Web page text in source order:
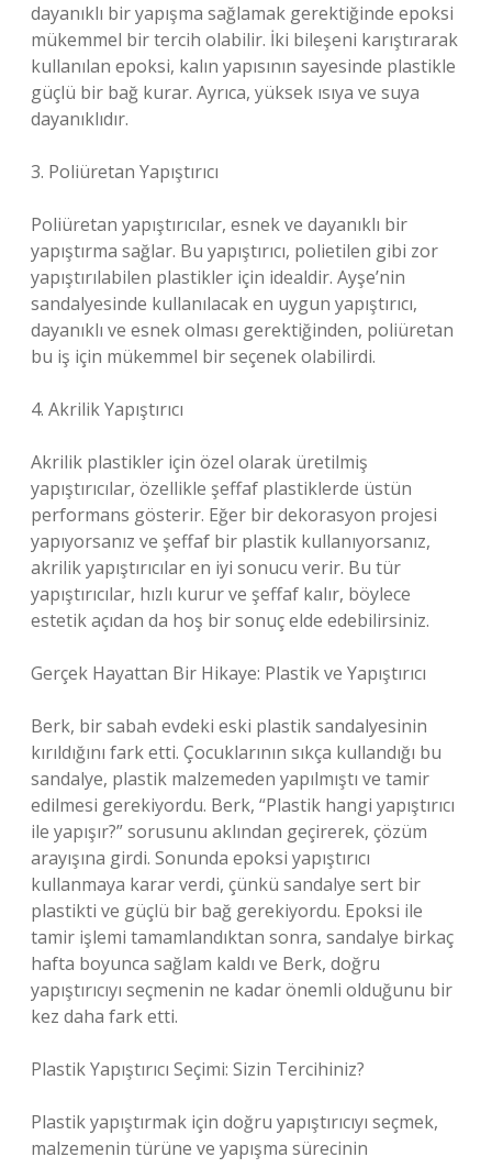
dayanıklı bir yapışma sağlamak gerektiğinde epoksi
mükemmel bir tercih olabilir. İki bileşeni karıştırarak
kullanılan epoksi, kalın yapısının sayesinde plastikle
güçlü bir bağ kurar. Ayrıca, yüksek ısıya ve suya
dayanıklıdır.
3. Poliüretan Yapıştırıcı
Poliüretan yapıştırıcılar, esnek ve dayanıklı bir
yapıştırma sağlar. Bu yapıştırıcı, polietilen gibi zor
yapıştırılabilen plastikler için idealdir. Ayşe’nin
sandalyesinde kullanılacak en uygun yapıştırıcı,
dayanıklı ve esnek olması gerektiğinden, poliüretan
bu iş için mükemmel bir seçenek olabilirdi.
4. Akrilik Yapıştırıcı
Akrilik plastikler için özel olarak üretilmiş
yapıştırıcılar, özellikle şeffaf plastiklerde üstün
performans gösterir. Eğer bir dekorasyon projesi
yapıyorsanız ve şeffaf bir plastik kullanıyorsanız,
akrilik yapıştırıcılar en iyi sonucu verir. Bu tür
yapıştırıcılar, hızlı kurur ve şeffaf kalır, böylece
estetik açıdan da hoş bir sonuç elde edebilirsiniz.
Gerçek Hayattan Bir Hikaye: Plastik ve Yapıştırıcı
Berk, bir sabah evdeki eski plastik sandalyesinin
kırıldığını fark etti. Çocuklarının sıkça kullandığı bu
sandalye, plastik malzemeden yapılmıştı ve tamir
edilmesi gerekiyordu. Berk, “Plastik hangi yapıştırıcı
ile yapışır?” sorusunu aklından geçirerek, çözüm
arayışına girdi. Sonunda epoksi yapıştırıcı
kullanmaya karar verdi, çünkü sandalye sert bir
plastikti ve güçlü bir bağ gerekiyordu. Epoksi ile
tamir işlemi tamamlandıktan sonra, sandalye birkaç
hafta boyunca sağlam kaldı ve Berk, doğru
yapıştırıcıyı seçmenin ne kadar önemli olduğunu bir
kez daha fark etti.
Plastik Yapıştırıcı Seçimi: Sizin Tercihiniz?
Plastik yapıştırmak için doğru yapıştırıcıyı seçmek,
malzemenin türüne ve yapışma sürecinin